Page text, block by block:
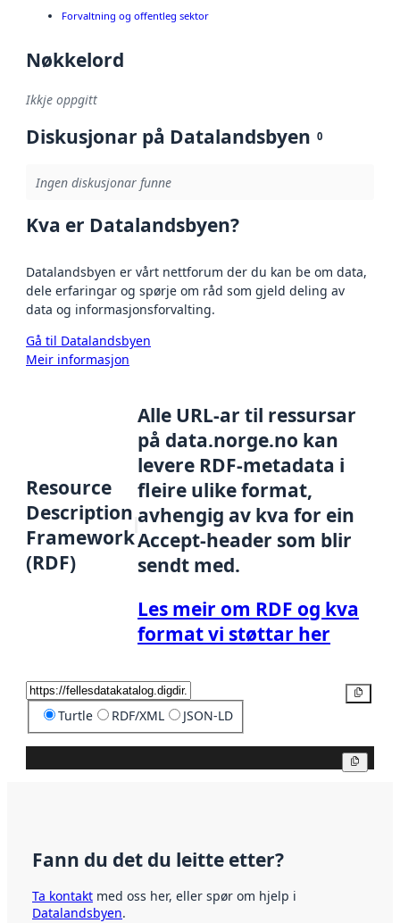
Forvaltning og offentleg sektor
Nøkkelord
Ikkje oppgitt
Diskusjonar på Datalandsbyen 0
Ingen diskusjonar funne
Kva er Datalandsbyen?
Datalandsbyen er vårt nettforum der du kan be om data,
dele erfaringar og spørje om råd som gjeld deling av
data og informasjonsforvalting.
Gå til Datalandsbyen
Meir informasjon
Resource
Description
Framework
(RDF)
Alle URL-ar til ressursar
på data.norge.no kan
levere RDF-metadata i
fleire ulike format,
avhengig av kva for ein
Accept-header som blir
sendt med.
Les meir om RDF og kva
format vi støttar her
Turtle RDF/XML JSON-LD
Fann du det du leitte etter?
Ta kontakt med oss her, eller spør om hjelp i
Datalandsbyen.